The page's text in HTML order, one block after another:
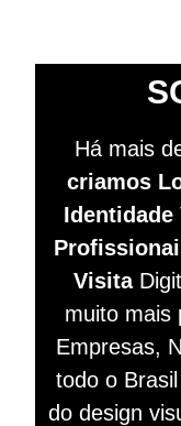
Há mais
criamos
Identidade
Visita
muito mais
Empresas,
todo o
do design